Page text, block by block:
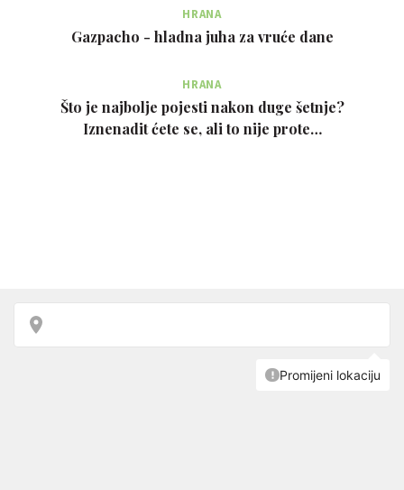
HRANA
Gazpacho - hladna juha za vruće dane
HRANA
Što je najbolje pojesti nakon duge šetnje?
Iznenadit ćete se, ali to nije prote…